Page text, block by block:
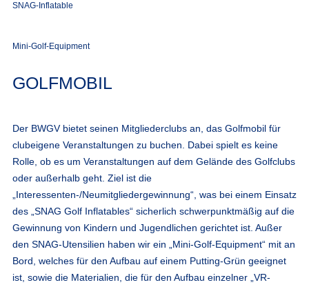
SNAG-Inflatable
Mini-Golf-Equipment
GOLFMOBIL
Der BWGV bietet seinen Mitgliederclubs an, das Golfmobil für
clubeigene Veranstaltungen zu buchen. Dabei spielt es keine
Rolle, ob es um Veranstaltungen auf dem Gelände des Golfclubs
oder außerhalb geht. Ziel ist die
„Interessenten-/Neumitgliedergewinnung“, was bei einem Einsatz
des „ SNAG Golf Inflatables“ sicherlich schwerpunktmäßig auf die
Gewinnung von Kindern und Jugendlichen gerichtet ist. Außer
den SNAG-Utensilien haben wir ein „Mini-Golf-Equipment“ mit an
Bord, welches für den Aufbau auf einem Putting-Grün geeignet
ist, sowie die Materialien, die für den Aufbau einzelner „VR-